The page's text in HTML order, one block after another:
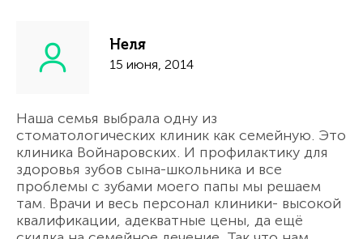
Неля
15 июня, 2014
Наша семья выбрала одну из
стоматологических клиник как семейную. Это
клиника Войнаровских. И профилактику для
здоровья зубов сына-школьника и все
проблемы с зубами моего папы мы решаем
там. Врачи и весь персонал клиники- высокой
квалификации, адекватные цены, да ещё